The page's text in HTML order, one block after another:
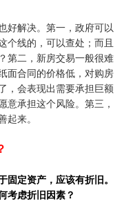
好解决。第一，政府可以
个线的，可以查处；而且
第二，新房交易一般很难
面合同的价格低，对购房
，会表现出需要承担巨额
意承担这个风险。第三，
起来。
固定资产，应该有折旧。
考虑折旧因素？